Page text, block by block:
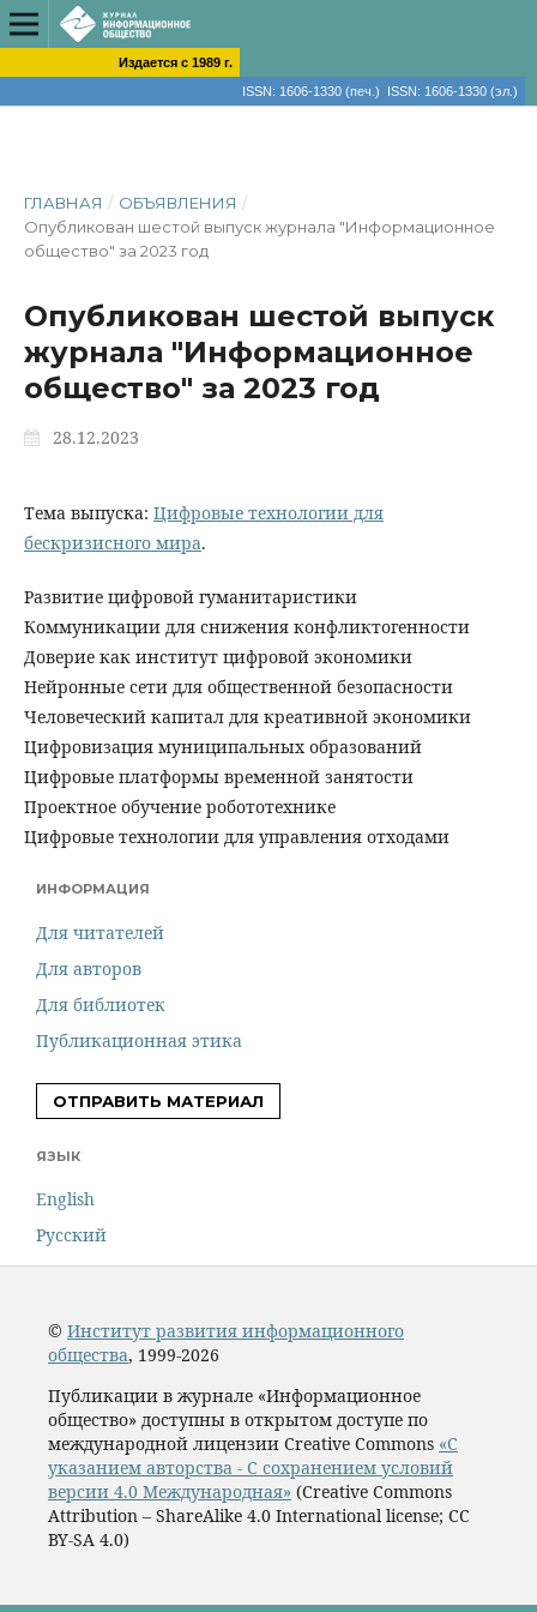
Издается с 1989 г.
ISSN: 1606-1330 (печ.) ISSN: 1606-1330 (эл.)
ГЛАВНАЯ / ОБЪЯВЛЕНИЯ /
Опубликован шестой выпуск журнала "Информационное
общество" за 2023 год
Опубликован шестой выпуск
журнала "Информационное
общество" за 2023 год
28.12.2023
Тема выпуска: Цифровые технологии для
бескризисного мира.
Развитие цифровой гуманитаристики
Коммуникации для снижения конфликтогенности
Доверие как институт цифровой экономики
Нейронные сети для общественной безопасности
Человеческий капитал для креативной экономики
Цифровизация муниципальных образований
Цифровые платформы временной занятости
Проектное обучение робототехнике
Цифровые технологии для управления отходами
ИНФОРМАЦИЯ
Для читателей
Для авторов
Для библиотек
Публикационная этика
ОТПРАВИТЬ МАТЕРИАЛ
ЯЗЫК
English
Русский
© Институт развития информационного
общества, 1999-2026
Публикации в журнале «Информационное
общество» доступны в открытом доступе по
международной лицензии Creative Commons «С
указанием авторства - С сохранением условий
версии 4.0 Международная» (Creative Commons
Attribution – ShareAlike 4.0 International license; CC
BY-SA 4.0)